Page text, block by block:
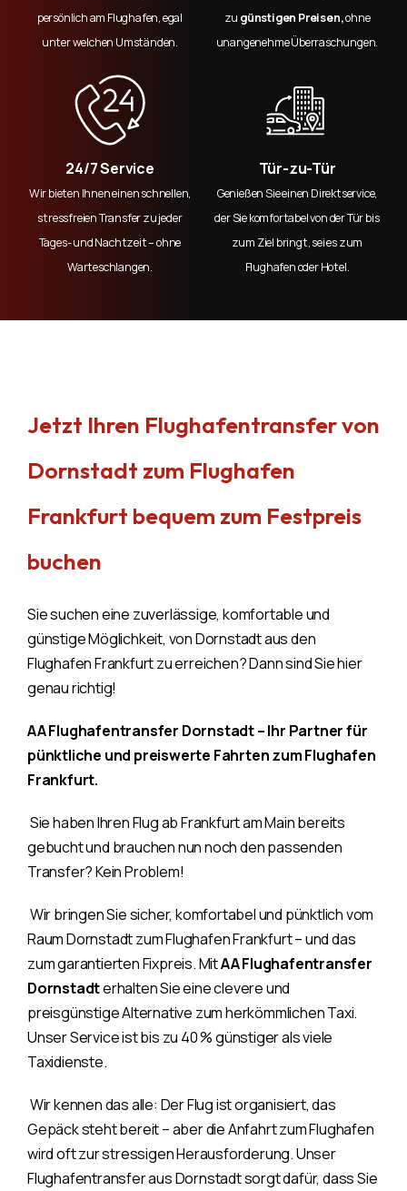
persönlich am Flughafen, egal
unter welchen Umständen.
zu günstigen Preisen,ohne
unangenehme Überraschungen.
24/7 Service
Wir bieten Ihnen einen schnellen,
stressfreien Transfer zu jeder
Tages- und Nachtzeit – ohne
Warteschlangen.
Tür-zu-Tür
Genießen Sie einen Direktservice,
der Sie komfortabel von der Tür bis
zum Ziel bringt, sei es zum
Flughafen oder Hotel.
Jetzt Ihren Flughafentransfer von
Dornstadt zum Flughafen
Frankfurt bequem zum Festpreis
buchen
Sie suchen eine zuverlässige, komfortable und
günstige Möglichkeit, von Dornstadt aus den
Flughafen Frankfurt zu erreichen? Dann sind Sie hier
genau richtig!
AA Flughafentransfer Dornstadt – Ihr Partner für
pünktliche und preiswerte Fahrten zum Flughafen
Frankfurt.
Sie haben Ihren Flug ab Frankfurt am Main bereits
gebucht und brauchen nun noch den passenden
Transfer? Kein Problem!
Wir bringen Sie sicher, komfortabel und pünktlich vom
Raum Dornstadt zum Flughafen Frankfurt – und das
zum garantierten Fixpreis. MitAA Flughafentransfer
Dornstadterhalten Sie eine clevere und
preisgünstige Alternative zum herkömmlichen Taxi.
Unser Service ist bis zu 40 % günstiger als viele
Taxidienste.
Wir kennen das alle: Der Flug ist organisiert, das
Gepäck steht bereit – aber die Anfahrt zum Flughafen
wird oft zur stressigen Herausforderung. Unser
Flughafentransfer aus Dornstadt sorgt dafür, dass Sie